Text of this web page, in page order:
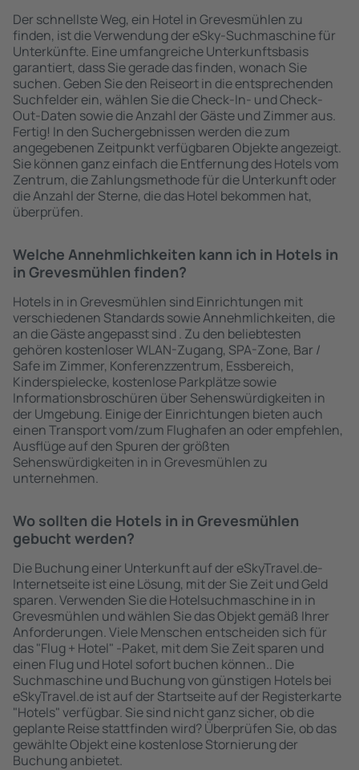
Der schnellste Weg, ein Hotel in Grevesmühlen zu
finden, ist die Verwendung der eSky-Suchmaschine für
Unterkünfte. Eine umfangreiche Unterkunftsbasis
garantiert, dass Sie gerade das finden, wonach Sie
suchen. Geben Sie den Reiseort in die entsprechenden
Suchfelder ein, wählen Sie die Check-In- und Check-
Out-Daten sowie die Anzahl der Gäste und Zimmer aus.
Fertig! In den Suchergebnissen werden die zum
angegebenen Zeitpunkt verfügbaren Objekte angezeigt.
Sie können ganz einfach die Entfernung des Hotels vom
Zentrum, die Zahlungsmethode für die Unterkunft oder
die Anzahl der Sterne, die das Hotel bekommen hat,
überprüfen.
Welche Annehmlichkeiten kann ich in Hotels in
in Grevesmühlen finden?
Hotels in in Grevesmühlen sind Einrichtungen mit
verschiedenen Standards sowie Annehmlichkeiten, die
an die Gäste angepasst sind . Zu den beliebtesten
gehören kostenloser WLAN-Zugang, SPA-Zone, Bar /
Safe im Zimmer, Konferenzzentrum, Essbereich,
Kinderspielecke, kostenlose Parkplätze sowie
Informationsbroschüren über Sehenswürdigkeiten in
der Umgebung. Einige der Einrichtungen bieten auch
einen Transport vom/zum Flughafen an oder empfehlen,
Ausflüge auf den Spuren der größten
Sehenswürdigkeiten in in Grevesmühlen zu
unternehmen.
Wo sollten die Hotels in in Grevesmühlen
gebucht werden?
Die Buchung einer Unterkunft auf der eSkyTravel.de-
Internetseite ist eine Lösung, mit der Sie Zeit und Geld
sparen. Verwenden Sie die Hotelsuchmaschine in in
Grevesmühlen und wählen Sie das Objekt gemäß Ihrer
Anforderungen. Viele Menschen entscheiden sich für
das "Flug + Hotel" -Paket, mit dem Sie Zeit sparen und
einen Flug und Hotel sofort buchen können.. Die
Suchmaschine und Buchung von günstigen Hotels bei
eSkyTravel.de ist auf der Startseite auf der Registerkarte
"Hotels" verfügbar. Sie sind nicht ganz sicher, ob die
geplante Reise stattfinden wird? Überprüfen Sie, ob das
gewählte Objekt eine kostenlose Stornierung der
Buchung anbietet.